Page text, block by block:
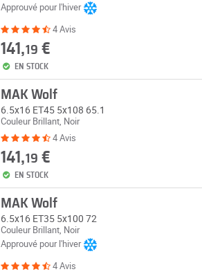
Approuvé pour l'hiver
4 Avis
141,19 €
EN STOCK
MAK Wolf
6.5x16 ET45 5x108 65.1
Couleur Brillant, Noir
4 Avis
141,19 €
EN STOCK
MAK Wolf
6.5x16 ET35 5x100 72
Couleur Brillant, Noir
Approuvé pour l'hiver
4 Avis